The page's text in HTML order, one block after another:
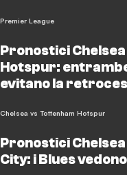
Premier League
Pronostici
Hotspur:
evitano la
Chelsea vs Tottenham Hotspur
Pronostici
City: i Blues